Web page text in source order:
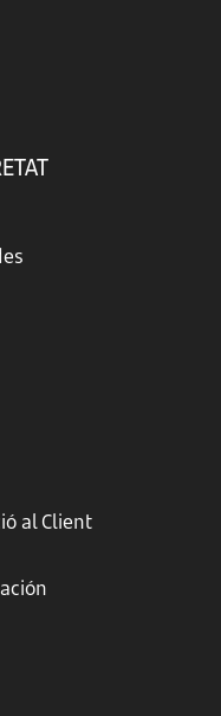
al Client